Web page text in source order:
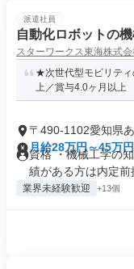
派遣社員
自動化ロボットの
スターワークス東海株式会
★次世代型モビリティ
上／賞与4.0ヶ月以上
〒490-1102愛知県
月給28万円～45万円
資格 ・機械工学の
績がある方は内定前
業界未経験歓迎 +13個